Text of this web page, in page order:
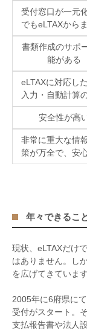
受付窓口が一元
でもeLTAXから
書類作成のサポ
能がある
eLTAXに対応し
入力・自動計算
安全性が高
非常に重大な情
策が万全で、安
年々できるこ
現状、 eLTAXだけ
はありません。し
を広げてきています
2005年に6府県に
受付がスタート。
支払報告書や法人